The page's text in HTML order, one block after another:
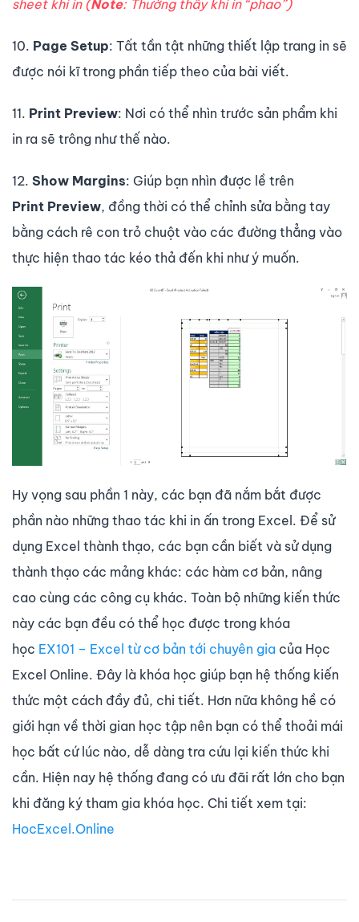
sheet khi in (Note: Thường thấy khi in “phao”)
10. Page Setup: Tất tần tật những thiết lập trang in sẽ
được nói kĩ trong phần tiếp theo của bài viết.
11. Print Preview: Nơi có thể nhìn trước sản phẩm khi
in ra sẽ trông như thế nào.
12. Show Margins: Giúp bạn nhìn được lề trên
Print Preview, đồng thời có thể chỉnh sửa bằng tay
bằng cách rê con trỏ chuột vào các đường thẳng vào
thực hiện thao tác kéo thả đến khi như ý muốn.
Hy vọng sau phần 1 này, các bạn đã nắm bắt được
phần nào những thao tác khi in ấn trong Excel. Để sử
dụng Excel thành thạo, các bạn cần biết và sử dụng
thành thạo các mảng khác: các hàm cơ bản, nâng
cao cùng các công cụ khác. Toàn bộ những kiến thức
này các bạn đều có thể học được trong khóa
học EX101 – Excel từ cơ bản tới chuyên gia của Học
Excel Online. Đây là khóa học giúp bạn hệ thống kiến
thức một cách đầy đủ, chi tiết. Hơn nữa không hề có
giới hạn về thời gian học tập nên bạn có thể thoải mái
học bất cứ lúc nào, dễ dàng tra cứu lại kiến thức khi
cần. Hiện nay hệ thống đang có ưu đãi rất lớn cho bạn
khi đăng ký tham gia khóa học. Chi tiết xem tại:
HocExcel.Online